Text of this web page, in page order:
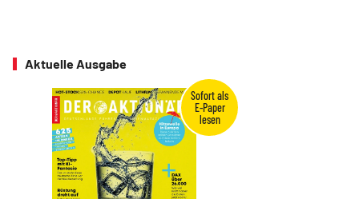
Aktuelle Ausgabe